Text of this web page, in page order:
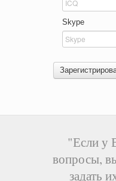
Skype
"Если у
вопросы,
задать